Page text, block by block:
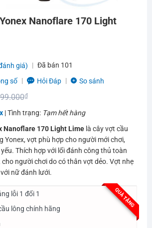
Nanoflare 170 Light
giá) Đã bán 101
số Hỏi Đáp So sánh
₫
| Tình trạng: Tạm hết hàng
Nanoflare 170 Light Limelà cây vợt cầu
Yonex, vợt phù hợp cho người mới chơi,
Thích hợp với lối đánh công thủ toàn
người chơi do có thân vợt dẻo. Vợt nhẹ
nữ đánh lưới.
QUÀ TẶNG
lỗi 1 đổi 1
lông chính hãng